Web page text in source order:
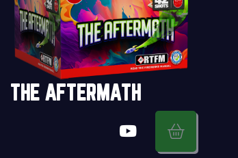
THE AFTERMATH